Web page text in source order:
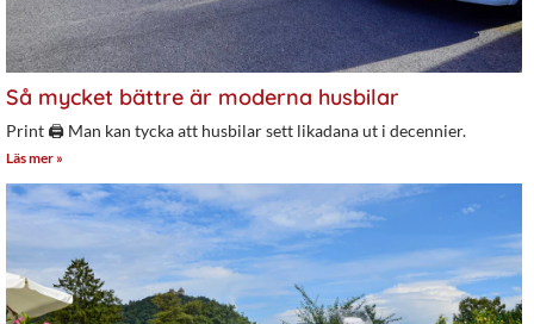
Så mycket bättre är moderna husbilar
Print 🖨 Man kan tycka att husbilar sett likadana ut i decennier.
Läs mer »